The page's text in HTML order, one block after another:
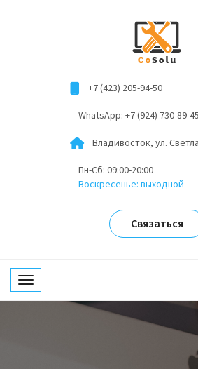
+7 (423) 205-94-50
WhatsApp: +7 (924) 730-89-45
Владивосток, ул.
Пн-Сб: 09:00-20:00
Воскресенье: выходной
Связаться
Toggle navigation